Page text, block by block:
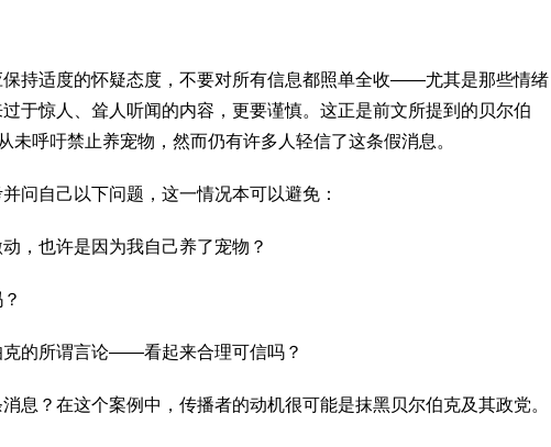
持适度的怀疑态度，不要对所有信息都照单全收——尤其是那些情绪
于惊人、耸人听闻的内容，更要谨慎。这正是前文所提到的贝尔伯
未呼吁禁止养宠物，然而仍有许多人轻信了这条假消息。
问自己以下问题，这一情况本可以避免：
，也许是因为我自己养了宠物？
的所谓言论——看起来合理可信吗？
息？在这个案例中，传播者的动机很可能是抹黑贝尔伯克及其政党。